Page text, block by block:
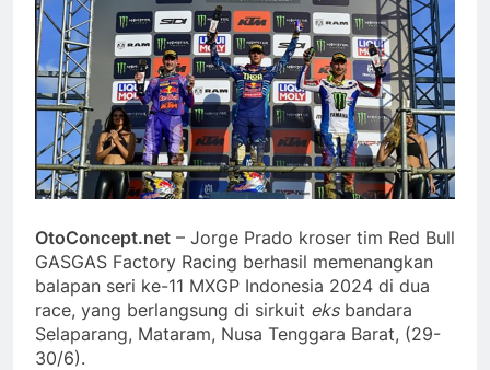
OtoConcept.net – Jorge Prado kroser tim Red Bull
GASGAS Factory Racing berhasil memenangkan
balapan seri ke-11 MXGP Indonesia 2024 di dua
race, yang berlangsung di sirkuit eksbandara
Selaparang, Mataram, Nusa Tenggara Barat, (29-
30/6).